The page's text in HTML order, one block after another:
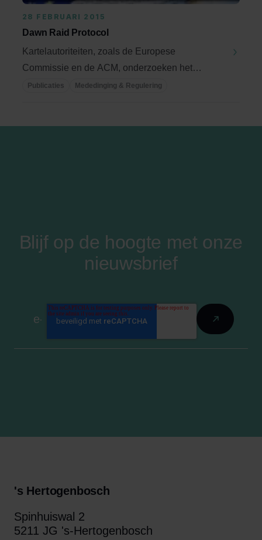
28 FEBRUARI 2015
Dawn Raid Protocol
Kartelautoriteiten, zoals de Europese
Commissie en de ACM, onderzoeken het
bestaan van ...
Publicaties Mededinging & Regulering
Blijf op de hoogte met onze
nieuwsbrief
's Hertogenbosch
Spinhuiswal 2
5211 JG 's-Hertogenbosch